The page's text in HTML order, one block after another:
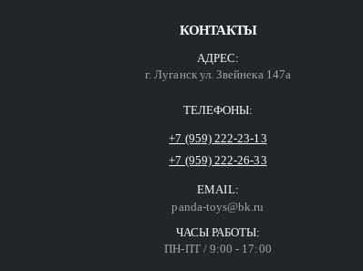
КОНТАКТЫ
АДРЕС:
г. Луганск ул. Звейнека 147а
ТЕЛЕФОНЫ:
+7 (959) 222-23-13
+7 (959) 222-26-33
EMAIL:
panda-toys@bk.ru
ЧАСЫ РАБОТЫ:
ПН-ПТ / 9:00 - 17:00